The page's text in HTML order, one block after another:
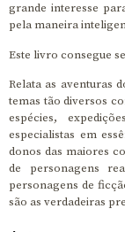
grande interesse
pela maneira
Este livro consegue
Relata as aventuras
temas tão diversos
espécies,
especialistas em
donos das maiores
de personagens
personagens de
são as verdadeiras